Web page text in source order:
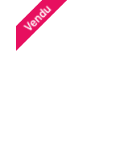
Vendu